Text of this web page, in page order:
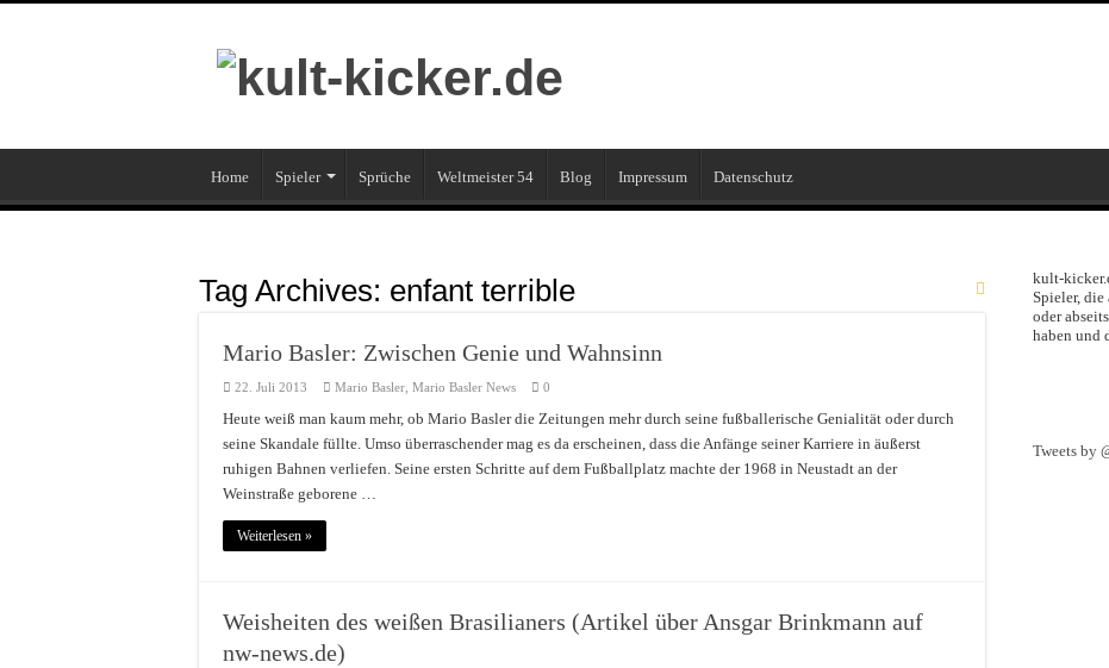
Home Spieler Sprüche Weltmeister 54 Blog Impressum Datenschutz
Tag Archives: enfant terrible
Mario Basler: Zwischen Genie und Wahnsinn
22. Juli 2013 Mario Basler Mario Basler News 0
Heute weiß man kaum mehr, ob Mario Basler die Zeitungen mehr durch seine fußballerische Genialität oder durch
seine Skandale füllte. Umso überraschender mag es da erscheinen, dass die Anfänge seiner Karriere in äußerst
ruhigen Bahnen verliefen. Seine ersten Schritte auf dem Fußballplatz machte der 1968 in Neustadt an der
Weinstraße geborene …
Weiterlesen »
Weisheiten des weißen Brasilianers (Artikel über Ansgar Brinkmann auf
nw-news.de)
kult-
Spieler, die
oder
haben und
Tweets by